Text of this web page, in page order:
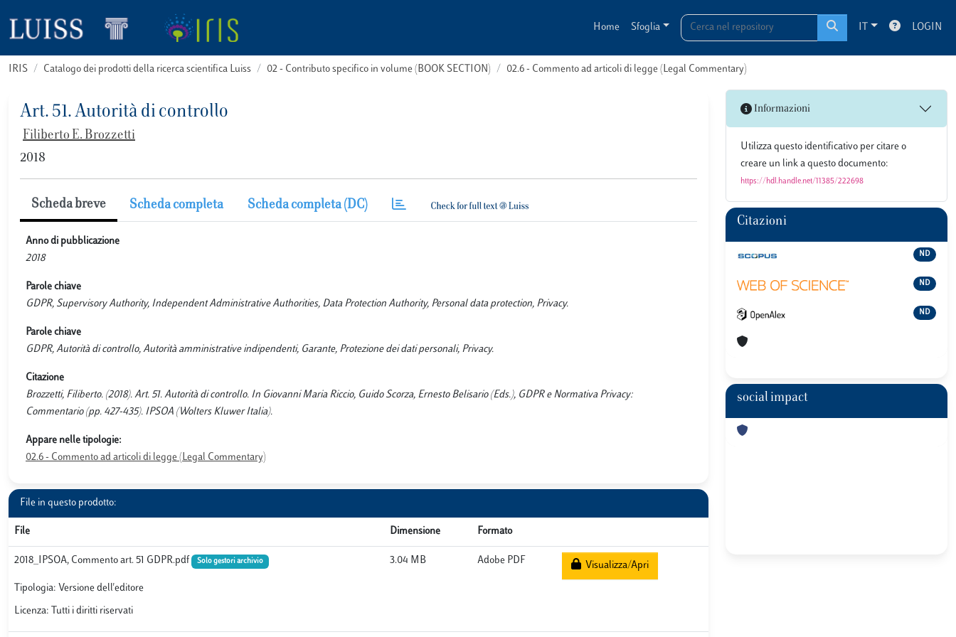
Home Sfoglia IT LOGIN
IRIS Catalogo dei prodotti della ricerca scientifica Luiss 02 - Contributo specifico in volume (BOOK SECTION) 02.6 - Commento ad articoli di legge (Legal Commentary)
Art. 51. Autorità di controllo
Filiberto E. Brozzetti
2018
Scheda breve Scheda completa Scheda completa (DC)
Anno di pubblicazione
2018
Parole chiave
GDPR, Supervisory Authority, Independent Administrative Authorities, Data Protection Authority, Personal data protection, Privacy.
Parole chiave
GDPR, Autorità di controllo, Autorità amministrative indipendenti, Garante, Protezione dei dati personali, Privacy.
Citazione
Brozzetti, Filiberto. (2018). Art. 51. Autorità di controllo. In Giovanni Maria Riccio, Guido Scorza, Ernesto Belisario (Eds.), GDPR e Normativa Privacy:
Commentario (pp. 427-435). IPSOA (Wolters Kluwer Italia).
Appare nelle tipologie:
02.6 - Commento ad articoli di legge (Legal Commentary)
File in questo prodotto:
File Dimensione Formato
2018_IPSOA, Commento art. 51 GDPR.pdf Solo gestori archivio
Tipologia: Versione dell'editore
Licenza: Tutti i diritti riservati
3.04 MB Adobe PDF Visualizza/Apri
Informazioni
Utilizza questo identificativo per citare o
creare un link a questo documento:
https://hdl.handle.net/11385/222698
Citazioni
ND
ND
ND
social impact